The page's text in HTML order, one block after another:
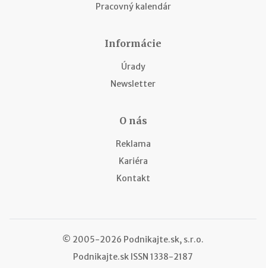
Pracovný kalendár
Informácie
Úrady
Newsletter
O nás
Reklama
Kariéra
Kontakt
© 2005-2026 Podnikajte.sk, s.r.o.
Podnikajte.sk ISSN 1338-2187